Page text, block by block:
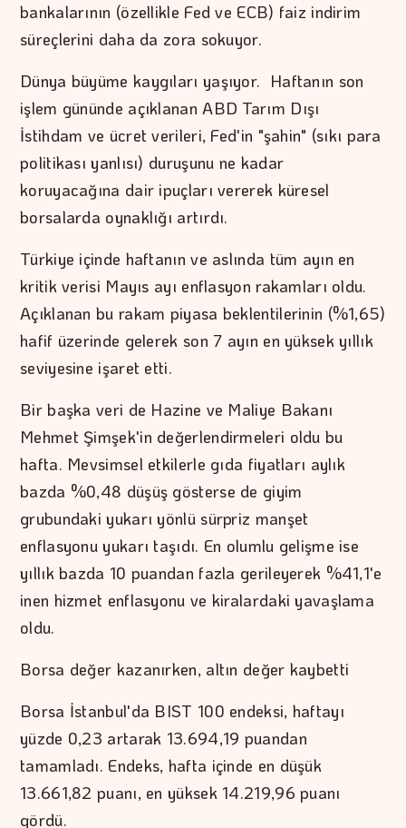
bankalarının (özellikle Fed ve ECB) faiz indirim
süreçlerini daha da zora sokuyor.
Dünya büyüme kaygıları yaşıyor. Haftanın son
işlem gününde açıklanan ABD Tarım Dışı
İstihdam ve ücret verileri, Fed'in "şahin" (sıkı para
politikası yanlısı) duruşunu ne kadar
koruyacağına dair ipuçları vererek küresel
borsalarda oynaklığı artırdı.
Türkiye içinde haftanın ve aslında tüm ayın en
kritik verisi Mayıs ayı enflasyon rakamları oldu.
Açıklanan bu rakam piyasa beklentilerinin (%1,65)
hafif üzerinde gelerek son 7 ayın en yüksek yıllık
seviyesine işaret etti.
Bir başka veri de Hazine ve Maliye Bakanı
Mehmet Şimşek'in değerlendirmeleri oldu bu
hafta. Mevsimsel etkilerle gıda fiyatları aylık
bazda %0,48 düşüş gösterse de giyim
grubundaki yukarı yönlü sürpriz manşet
enflasyonu yukarı taşıdı. En olumlu gelişme ise
yıllık bazda 10 puandan fazla gerileyerek %41,1'e
inen hizmet enflasyonu ve kiralardaki yavaşlama
oldu.
Borsa değer kazanırken, altın değer kaybetti
Borsa İstanbul'da BIST 100 endeksi, haftayı
yüzde 0,23 artarak 13.694,19 puandan
tamamladı. Endeks, hafta içinde en düşük
13.661,82 puanı, en yüksek 14.219,96 puanı
gördü.